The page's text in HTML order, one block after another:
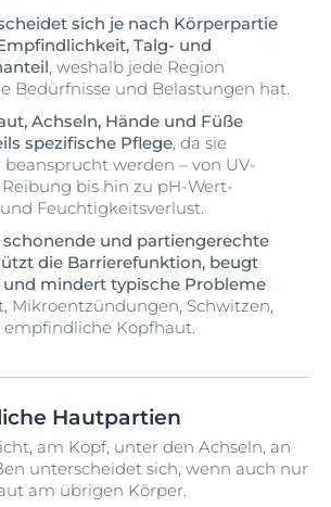
sich je nach Körperpartie
Talg- und
, weshalb jede Region
Bedürfnisse und Belastungen hat.
Achseln, Hände und Füße
spezifische Pflege, da sie
werden – von UV-
bis hin zu pH-Wert-
Feuchtigkeitsverlust.
schonende und partiengerechte
die Barrierefunktion, beugt
mindert typische Probleme
Mikroentzündungen, Schwitzen,
empfindliche Kopfhaut.
Hautpartien
am Kopf, unter den Achseln, an
unterscheidet sich, wenn auch nur
am übrigen Körper.